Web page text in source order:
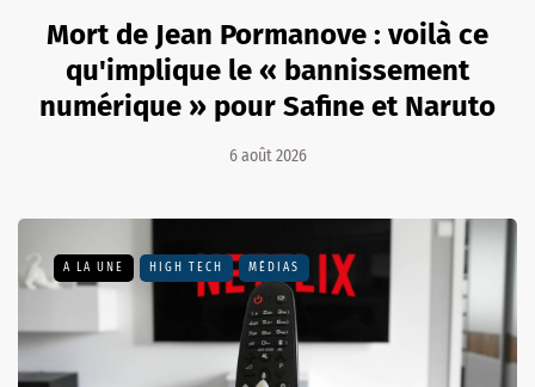
Mort de Jean Pormanove : voilà ce
qu'implique le « bannissement
numérique » pour Safine et Naruto
6 août 2026
A LA UNE HIGH TECH MÉDIAS